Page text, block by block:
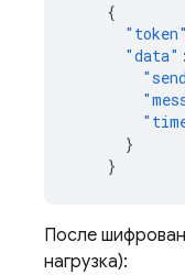
{
"token"
"data" :
}
}
После
нагрузка):